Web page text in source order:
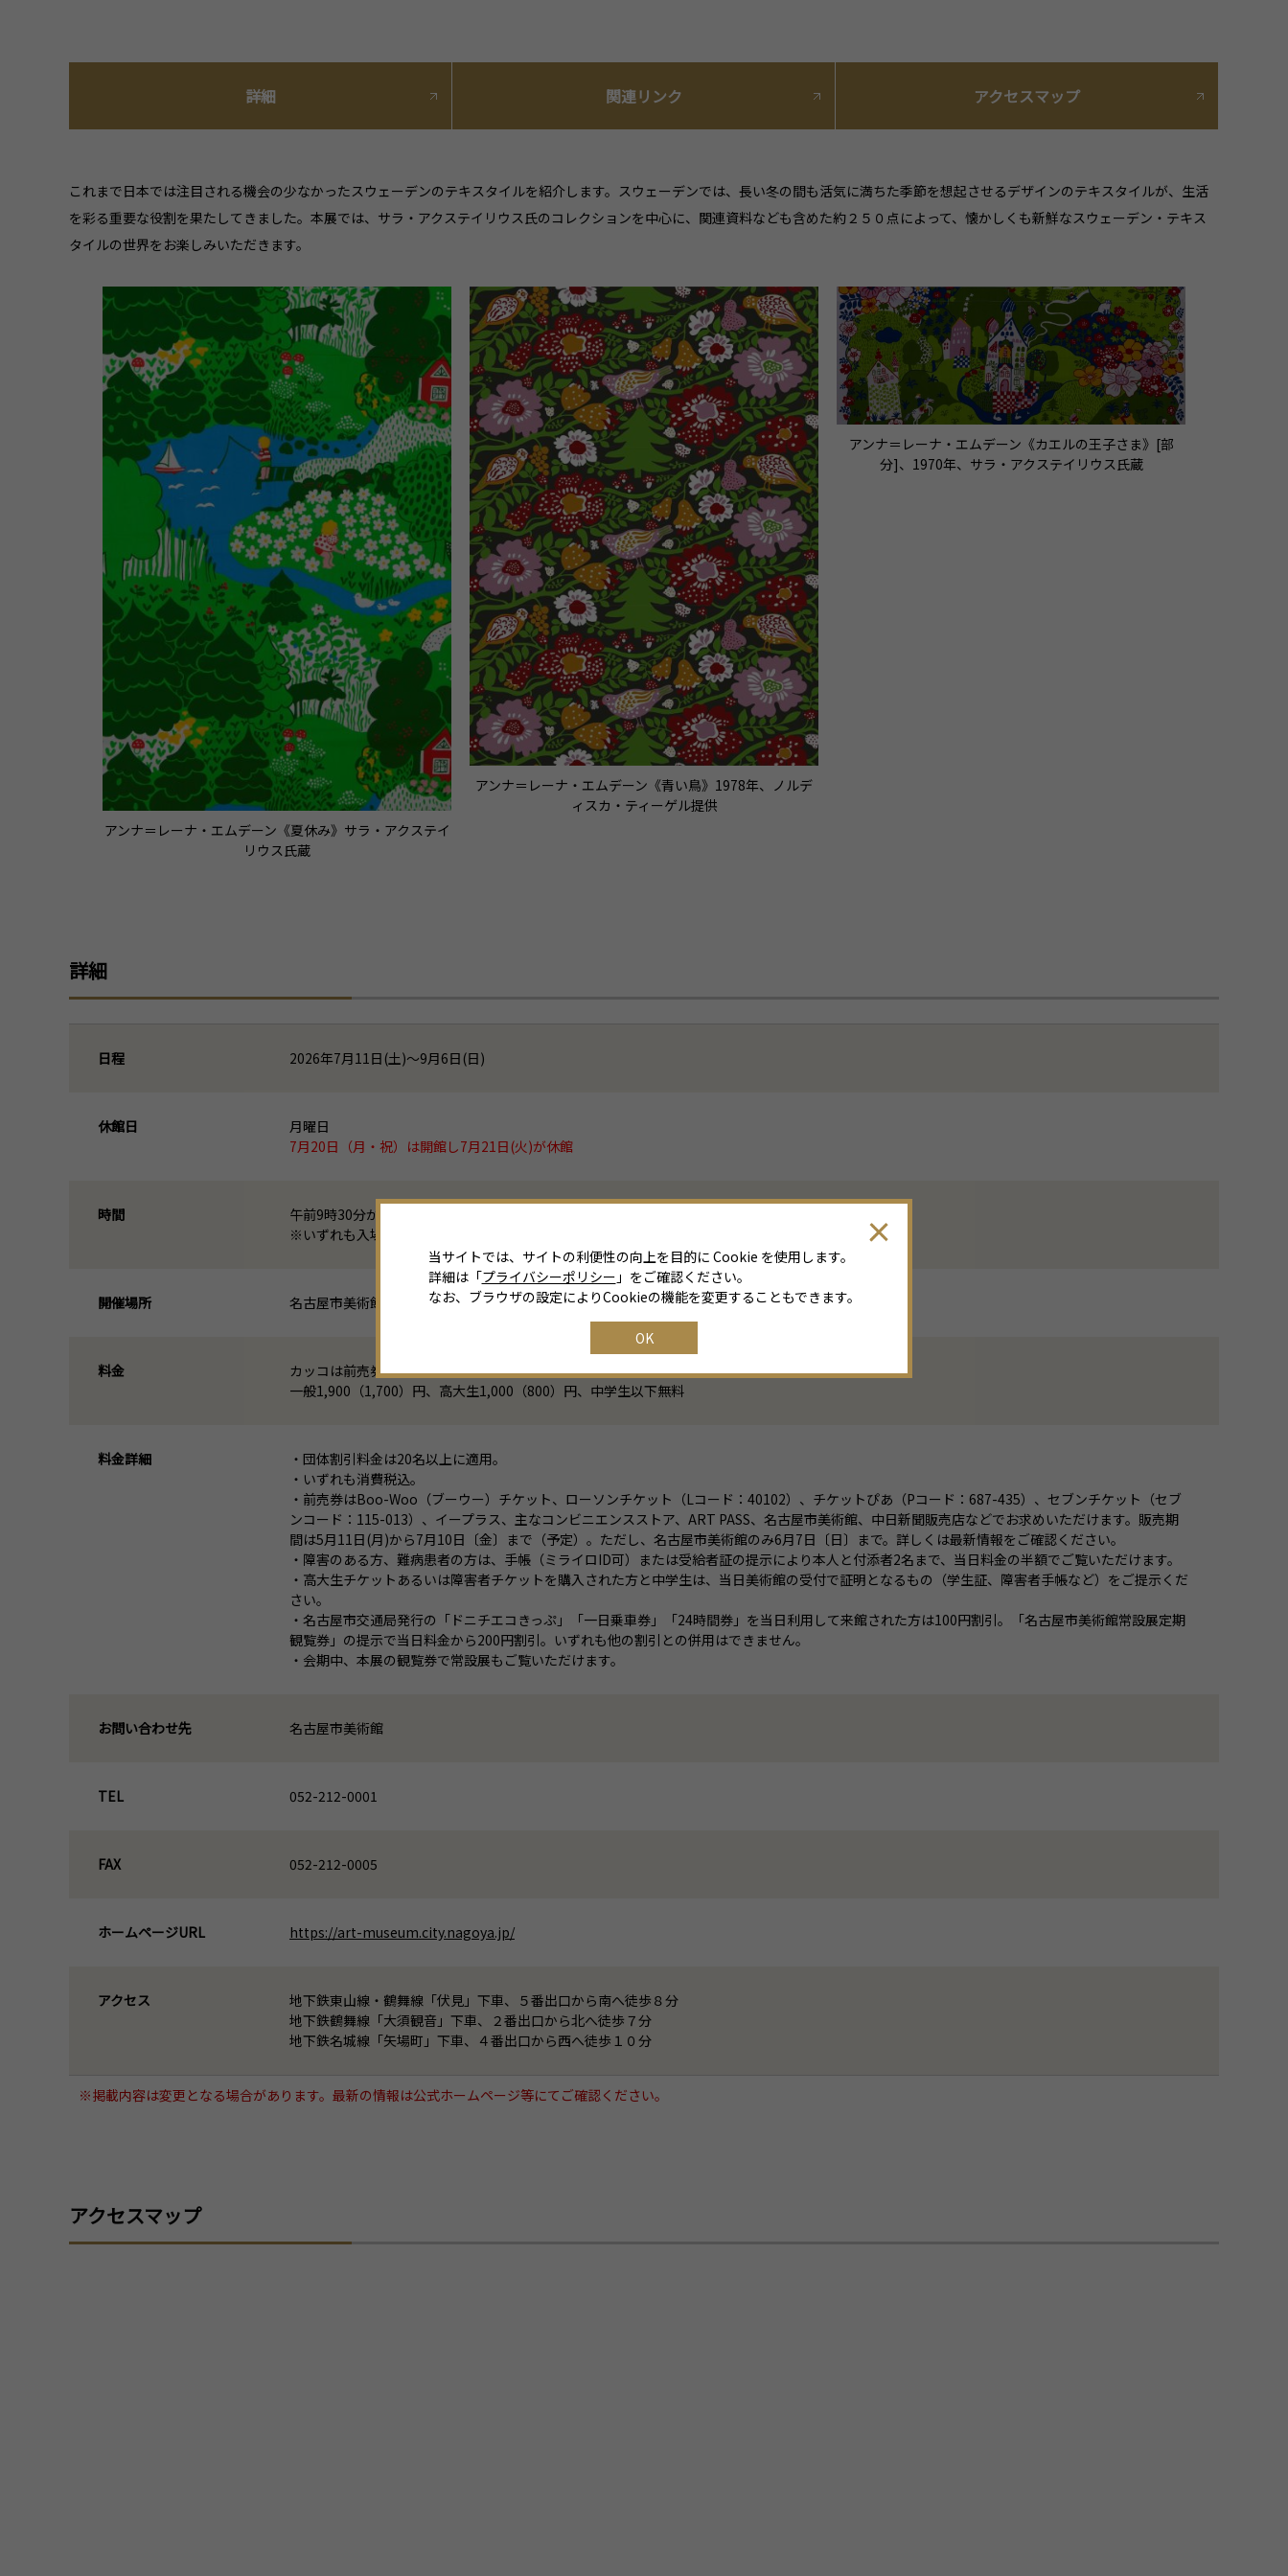
詳細 関連リンク アクセスマップ
これまで日本では注目される機会の少なかったスウェーデンのテキスタイルを紹介します。スウェーデンでは、長い冬の間も活気に満ちた季節を想起させるデザインのテキスタイルが、生活
を彩る重要な役割を果たしてきました。本展では、サラ・アクステイリウス氏のコレクションを中心に、関連資料なども含めた約２５０点によって、懐かしくも新鮮なスウェーデン・テキス
タイルの世界をお楽しみいただきます。
アンナ＝レーナ・エムデーン《夏休み》サラ・アクステイ
リウス氏蔵
アンナ＝レーナ・エムデーン《青い鳥》1978年、ノルデ
ィスカ・ティーゲル提供
アンナ＝レーナ・エムデーン《カエルの王子さま》[部
分]、1970年、サラ・アクステイリウス氏蔵
詳細
日程 2026年7月11日(土)～9月6日(日)
休館日
月曜日
7月20日（月・祝）は開館し7月21日(火)が休館
時間
午前9時30分から午後5時まで（金曜日は午後8時まで）
※いずれも入場は閉館30分前まで
開催場所 名古屋市美術館
料金
カッコは前売券、団体の価格
一般1,900（1,700）円、高大生1,000（800）円、中学生以下無料
料金詳細
・団体割引料金は20名以上に適用。
・いずれも消費税込。
・前売券はBoo-Woo（ブーウー）チケット、ローソンチケット（Lコード：40102）、チケットぴあ（Pコード：687-435）、セブンチケット（セブ
ンコード：115-013）、イープラス、主なコンビニエンスストア、ART PASS、名古屋市美術館、中日新聞販売店などでお求めいただけます。販売期
間は5月11日(月)から7月10日〔金〕まで（予定）。ただし、名古屋市美術館のみ6月7日〔日〕まで。詳しくは最新情報をご確認ください。
・障害のある方、難病患者の方は、手帳（ミライロID可）または受給者証の提示により本人と付添者2名まで、当日料金の半額でご覧いただけます。
・高大生チケットあるいは障害者チケットを購入された方と中学生は、当日美術館の受付で証明となるもの（学生証、障害者手帳など）をご提示くだ
さい。
・名古屋市交通局発行の「ドニチエコきっぷ」「一日乗車券」「24時間券」を当日利用して来館された方は100円割引。「名古屋市美術館常設展定期
観覧券」の提示で当日料金から200円割引。いずれも他の割引との併用はできません。
・会期中、本展の観覧券で常設展もご覧いただけます。
お問い合わせ先 名古屋市美術館
TEL 052-212-0001
FAX 052-212-0005
ホームページURL https://art-museum.city.nagoya.jp/
アクセス
地下鉄東山線・鶴舞線「伏見」下車、５番出口から南へ徒歩８分
地下鉄鶴舞線「大須観音」下車、２番出口から北へ徒歩７分
地下鉄名城線「矢場町」下車、４番出口から西へ徒歩１０分
※掲載内容は変更となる場合があります。最新の情報は公式ホームページ等にてご確認ください。
アクセスマップ
当サイトでは、サイトの利便性の向上を目的に Cookie を使用します。
詳細は「プライバシーポリシー 」をご確認ください。
なお、ブラウザの設定によりCookieの機能を変更することもできます。
OK